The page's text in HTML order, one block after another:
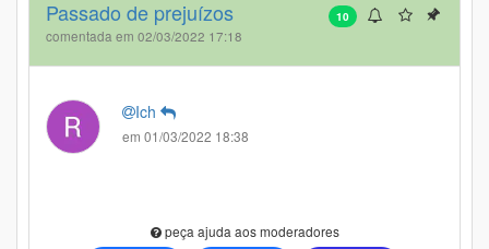
10
Passado de prejuízos
comentada em 02/03/2022 17:18
Ich
em 01/03/2022 18:38
peça ajuda aos moderadores